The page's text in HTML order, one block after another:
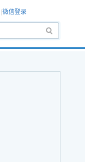
微信登录